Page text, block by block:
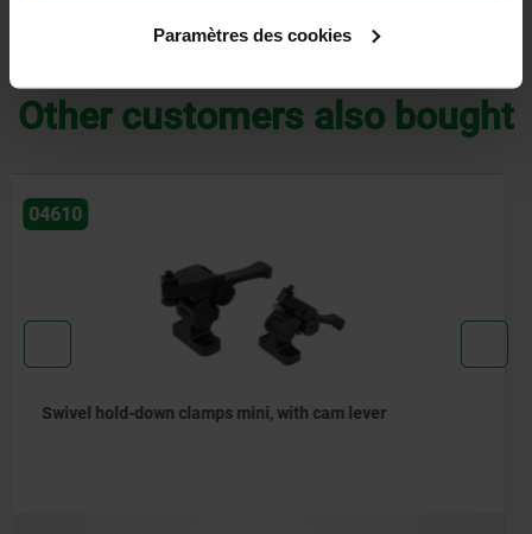
Paramètres des cookies
Other customers also bought
Clamping element with grip insert for draw-down